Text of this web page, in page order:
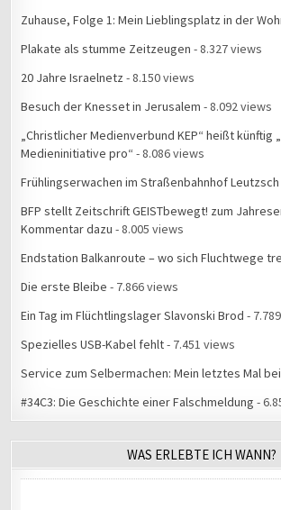
Zuhause, Folge 1: Mein Lieblingsplatz in der
Plakate als stumme Zeitzeugen - 8.327 views
20 Jahre Israelnetz - 8.150 views
Besuch der Knesset in Jerusalem - 8.092 views
„Christlicher Medienverbund KEP“ heißt künftig
Medieninitiative pro“ - 8.086 views
Frühlingserwachen im Straßenbahnhof Leutzsch
BFP stellt Zeitschrift GEISTbewegt! zum
Kommentar dazu - 8.005 views
Endstation Balkanroute – wo sich Fluchtwege
Die erste Bleibe - 7.866 views
Ein Tag im Flüchtlingslager Slavonski Brod -
Spezielles USB-Kabel fehlt- 7.451 views
Service zum Selbermachen: Mein letztes Mal bei
#34C3: Die Geschichte einer Falschmeldung -
WAS ERLEBTE ICH WANN?